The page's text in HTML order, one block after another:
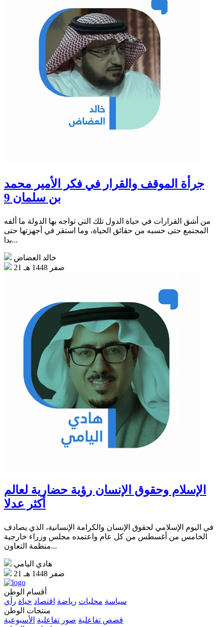
جرأة الموقف والقرار في فكر الأمير محمد
بن سلمان 9
من أشق القرارات في حياة الدول تلك التي تواجه بها الدولة ما ألفه
المجتمع حتى حسبه من حقائق الحياة، وما استقر في أجهزتها حتى
بدا...
خالد العضاض
21 صفر 1448 هـ
الإسلام وحقوق الإنسان رؤية حضارية لعالم
أكثر عدلا
في اليوم الإسلامي لحقوق الإنسان والكرامة الإنسانية، الذي يصادف
الخامس من أغسطس من كل عام واعتمده مجلس وزراء خارجية
منظمة التعاون...
هادي اليامي
21 صفر 1448 هـ
أقسام الوطن
سياسة محليات رياضة اقتصاد حياة رأي
منتجات الوطن
قصص تفاعلية صور تفاعلية الأسبوعية